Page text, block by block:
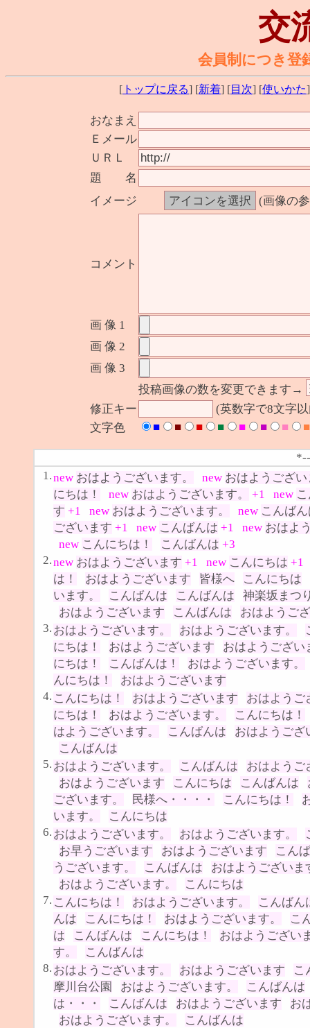
交
会員制につき登
[ トップに戻る] [新着] [目次] [使いかた
おなまえ
Ｅメール
ＵＲＬ
題 名
イメージ
(画像の
コメント
画 像 1
画 像 2
画 像 3
投稿画像の数を変更できます→
修正キー
(英数字で8文字
文字色
■ ■ ■ ■ ■ ■ ■ ■
1.new おはようございます。 new おはようござ
にちは！
new おはようございます。 +1 new
す +1 new おはようございます。 new こんば
ございます +1 new こんばんは +1 new おはよ
new こんにちは！ こんばんは +3
2.new おはようございます +1 new こんにちは +1
は！
おはようございます 皆様へ
こんにちは
います。
こんばんは こんばんは
神楽坂まつ
おはようございます
こんばんは
おはようご
3. おはようございます。 おはようございます。
にちは！
おはようございます
おはようござい
にちは！
こんばんは！
おはようございます。
んにちは！
おはようございます
4. こんにちは！ おはようございます
おはようご
にちは！
おはようございます。
こんにちは！
はようございます。
こんばんは
おはようござ
こんばんは
5. おはようございます。 こんばんは
おはようご
おはようございます
こんにちは こんばんは
ございます。
民様へ・・・・ こんにちは！
います。
こんにちは
6. おはようございます。 おはようございます。
お早うございます
おはようございます
こん
うございます。
こんばんは
おはようございま
おはようございます。
こんにちは
7. こんにちは！ おはようございます。
こんばん
んは
こんにちは！ おはようございます。
こ
は
こんばんは こんにちは！
おはようござい
す。
こんばんは
8. おはようございます。 おはようございます
こ
摩川台公園
おはようございます。
こんばんは
は・・・
こんばんは おはようございます
お
おはようございます。
こんばんは